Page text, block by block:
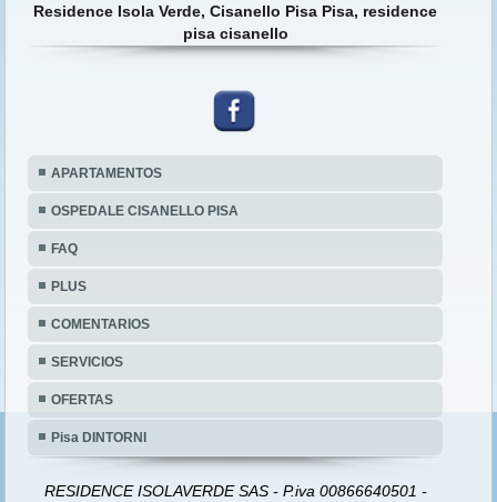
Residence Isola Verde, Cisanello Pisa Pisa, residence
pisa cisanello
APARTAMENTOS
OSPEDALE CISANELLO PISA
FAQ
PLUS
COMENTARIOS
SERVICIOS
OFERTAS
Pisa DINTORNI
RESIDENCE ISOLAVERDE SAS - P.iva 00866640501 -